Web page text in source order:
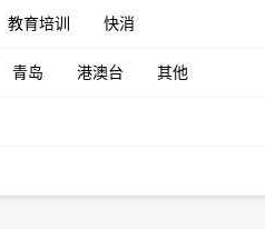
教育培训 快消
青岛 港澳台 其他